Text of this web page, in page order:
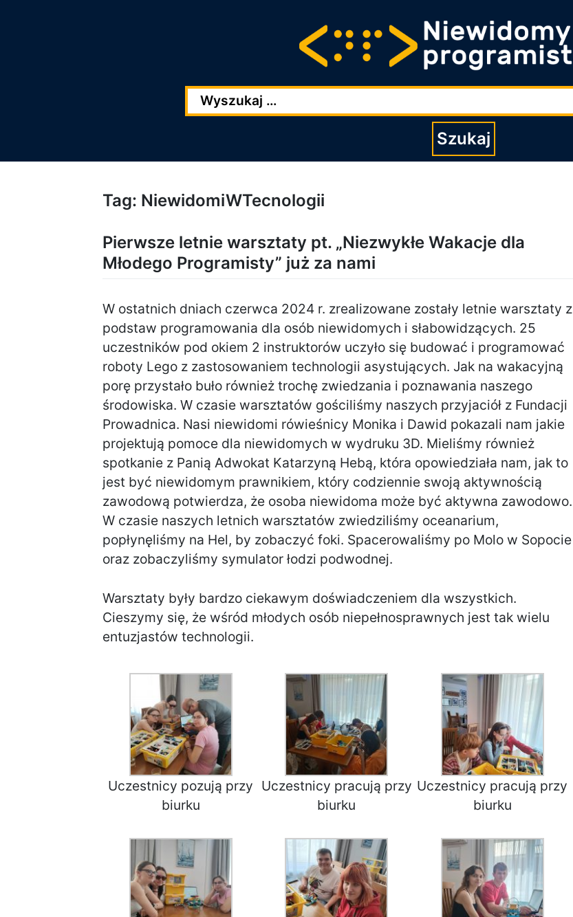
Szukaj
Tag: NiewidomiWTecnologii
Pierwsze letnie warsztaty pt. „Niezwykłe Wakacje dla
Młodego Programisty” już za nami
W ostatnich dniach czerwca 2024 r. zrealizowane zostały letnie warsztaty z
podstaw programowania dla osób niewidomych i słabowidzących. 25
uczestników pod okiem 2 instruktorów uczyło się budować i programować
roboty Lego z zastosowaniem technologii asystujących. Jak na wakacyjną
porę przystało buło również trochę zwiedzania i poznawania naszego
środowiska. W czasie warsztatów gościliśmy naszych przyjaciół z Fundacji
Prowadnica. Nasi niewidomi rówieśnicy Monika i Dawid pokazali nam jakie
projektują pomoce dla niewidomych w wydruku 3D. Mieliśmy również
spotkanie z Panią Adwokat Katarzyną Hebą, która opowiedziała nam, jak to
jest być niewidomym prawnikiem, który codziennie swoją aktywnością
zawodową potwierdza, że osoba niewidoma może być aktywna zawodowo.
W czasie naszych letnich warsztatów zwiedziliśmy oceanarium,
popłynęliśmy na Hel, by zobaczyć foki. Spacerowaliśmy po Molo w Sopocie
oraz zobaczyliśmy symulator łodzi podwodnej.
Warsztaty były bardzo ciekawym doświadczeniem dla wszystkich.
Cieszymy się, że wśród młodych osób niepełnosprawnych jest tak wielu
entuzjastów technologii.
Uczestnicy pozują przy
biurku
Uczestnicy pracują przy
biurku
Uczestnicy pracują przy
biurku